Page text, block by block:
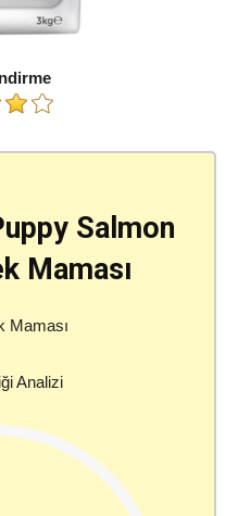
Salmon
Maması
Maması
Analizi